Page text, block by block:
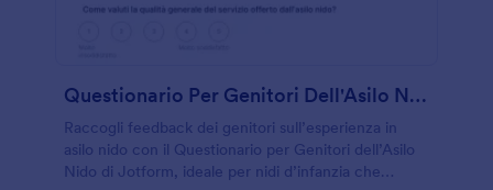
Questionario Per Genitori Dell'Asilo Nido
Raccogli feedback dei genitori sull’esperienza in
asilo nido con il Questionario per Genitori dell’Asilo
Nido di Jotform, ideale per nidi d’infanzia che